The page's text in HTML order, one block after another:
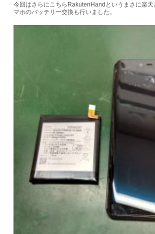
今回はさらにこちらRakutenHandというまさに楽
マホのバッテリー交換も行いました。